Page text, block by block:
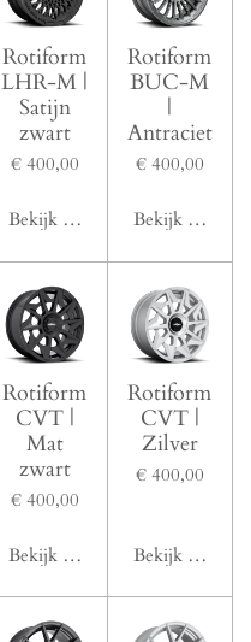
Rotiform
LHR-M |
Satijn
zwart
€ 400,00
Bekijk details
Rotiform
BUC-M
|
Antraciet
€ 400,00
Bekijk details
Rotiform
CVT |
Mat
zwart
€ 400,00
Bekijk details
Rotiform
CVT |
Zilver
€ 400,00
Bekijk details